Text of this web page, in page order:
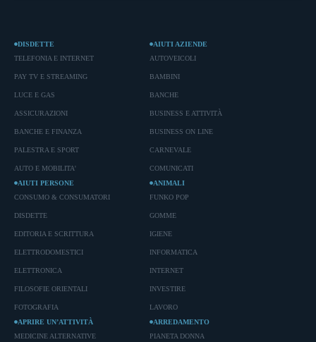
DISDETTE
TELEFONIA E INTERNET
PAY TV E STREAMING
LUCE E GAS
ASSICURAZIONI
BANCHE E FINANZA
PALESTRA E SPORT
AUTO E MOBILITA'
AIUTI AZIENDE
AUTOVEICOLI
BAMBINI
BANCHE
BUSINESS E ATTIVITÀ
BUSINESS ON LINE
CARNEVALE
COMUNICATI
AIUTI PERSONE
CONSUMO & CONSUMATORI
DISDETTE
EDITORIA E SCRITTURA
ELETTRODOMESTICI
ELETTRONICA
FILOSOFIE ORIENTALI
FOTOGRAFIA
ANIMALI
FUNKO POP
GOMME
IGIENE
INFORMATICA
INTERNET
INVESTIRE
LAVORO
APRIRE UN’ATTIVITÀ
MEDICINE ALTERNATIVE
ARREDAMENTO
PIANETA DONNA